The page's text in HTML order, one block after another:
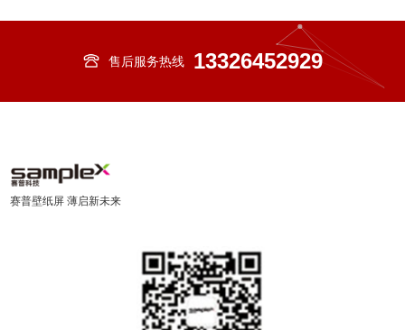
售后服务热线 13326452929
赛普壁纸屏 薄启新未来